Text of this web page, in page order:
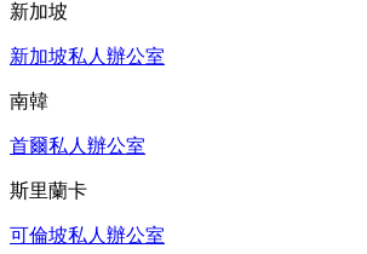
新加坡
新加坡私人辦公室
南韓
首爾私人辦公室
斯里蘭卡
可倫坡私人辦公室